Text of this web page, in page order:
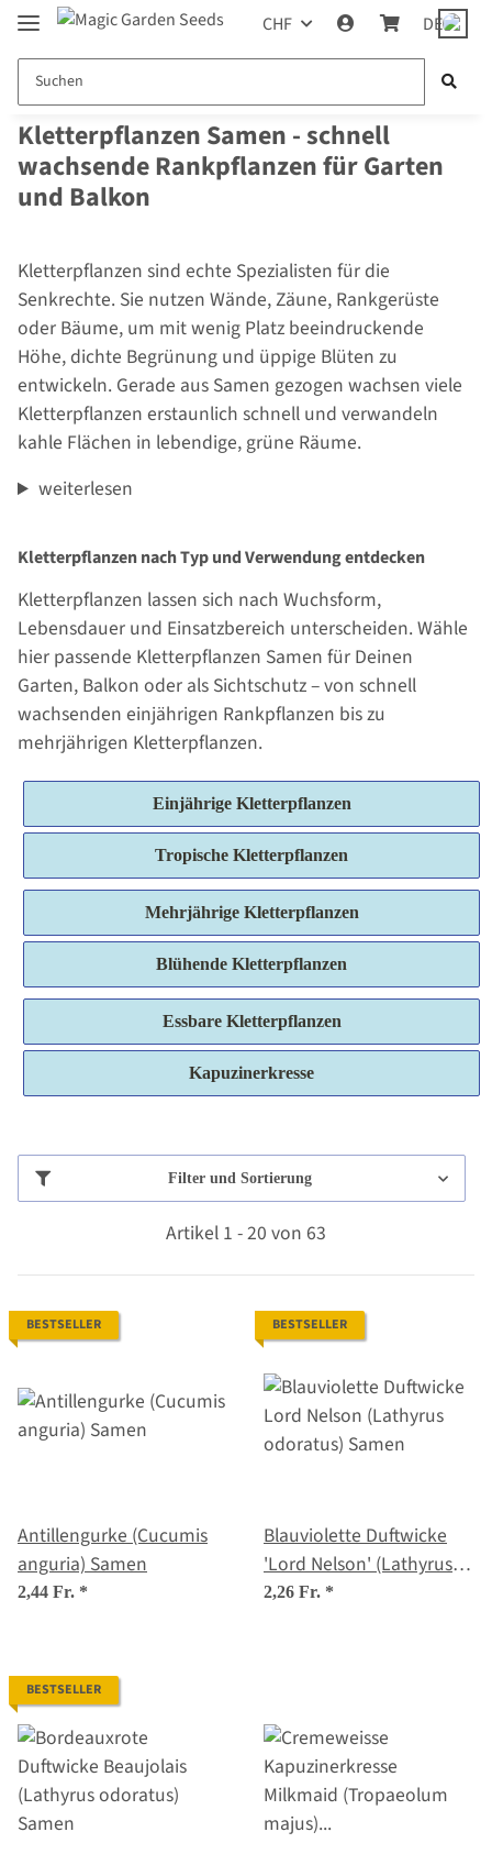
CHF DE
Kletterpflanzen Samen - schnell
wachsende Rankpflanzen für Garten
und Balkon
Kletterpflanzen sind echte Spezialisten für die
Senkrechte. Sie nutzen Wände, Zäune, Rankgerüste
oder Bäume, um mit wenig Platz beeindruckende
Höhe, dichte Begrünung und üppige Blüten zu
entwickeln. Gerade aus Samen gezogen wachsen viele
Kletterpflanzen erstaunlich schnell und verwandeln
kahle Flächen in lebendige, grüne Räume.
weiterlesen
Kletterpflanzen nach Typ und Verwendung entdecken
Kletterpflanzen lassen sich nach Wuchsform,
Lebensdauer und Einsatzbereich unterscheiden. Wähle
hier passende Kletterpflanzen Samen für Deinen
Garten, Balkon oder als Sichtschutz – von schnell
wachsenden einjährigen Rankpflanzen bis zu
mehrjährigen Kletterpflanzen.
Einjährige Kletterpflanzen
Tropische Kletterpflanzen
Mehrjährige Kletterpflanzen
Blühende Kletterpflanzen
Essbare Kletterpflanzen
Kapuzinerkresse
Filter und Sortierung
Artikel 1 - 20 von 63
BESTSELLER
Antillengurke (Cucumis
anguria) Samen
2,44 Fr. *
BESTSELLER
Blauviolette Duftwicke
'Lord Nelson' (Lathyrus
odoratus) Samen
2,26 Fr. *
BESTSELLER